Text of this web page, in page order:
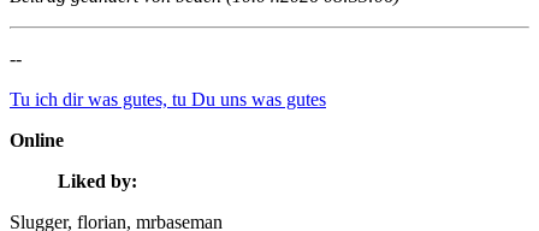
--
Tu ich dir was gutes, tu Du uns was gutes
Online
Liked by:
Slugger, florian, mrbaseman